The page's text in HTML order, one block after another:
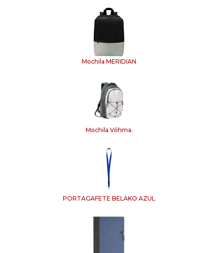
Mochila MERIDIAN
Mochila Vóhma.
PORTAGAFETE BELAKO AZUL